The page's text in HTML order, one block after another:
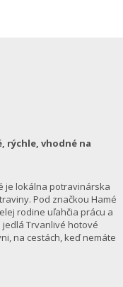
rýchle, vhodné na
je lokálna potravinárska
Pod značkou Hamé
rodine uľahčia prácu a
Trvanlivé hotové
na cestách, keď nemáte